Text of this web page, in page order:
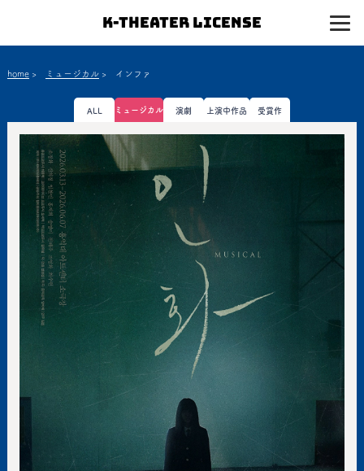
K-Theater License
home> ミュージカル> インファ
ALL ミュージカル 演劇 上演中作品 受賞作